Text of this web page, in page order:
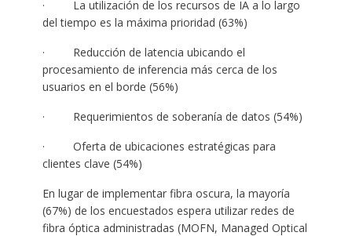
· La utilización de los recursos de IA a lo largo
del tiempo es la máxima prioridad (63%)
· Reducción de latencia ubicando el
procesamiento de inferencia más cerca de los
usuarios en el borde (56%)
· Requerimientos de soberanía de datos (54%)
· Oferta de ubicaciones estratégicas para
clientes clave (54%)
En lugar de implementar fibra oscura, la mayoría
(67%) de los encuestados espera utilizar redes de
fibra óptica administradas (MOFN, Managed Optical